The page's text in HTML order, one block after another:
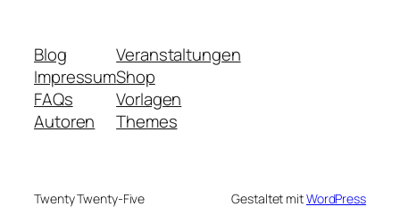
Blog
Impressum
FAQs
Autoren
Veranstaltungen
Shop
Vorlagen
Themes
Twenty Twenty-Five Gestaltet mitWordPress